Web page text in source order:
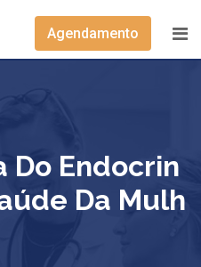
Agendamento
Do Endocrin
Da Mulh